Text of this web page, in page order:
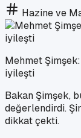
Hazine ve
Mehmet
iyileşti
Bakan Şimşek,
değerlendirdi.
dikkat çekti.